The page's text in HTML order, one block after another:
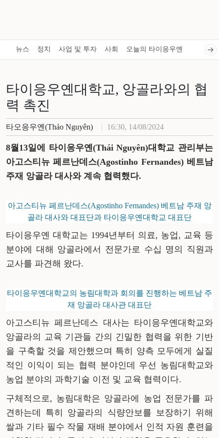
뉴스 정치 사업 및 투자 사회 오늘의 타이응우옌
타이응우옌대학교, 앙골라와의 협
력 촉진
타오응우옌(Thảo Nguyên) 16:30, 14/08/2024
8월13일에 타이응우옌(Thái Nguyên)대학교 관리부는
아고스티뉴 페르난데스(Agostinho Fernandes) 베트남
주재 앙골라 대사와 계속 협력했다.
아고스티뉴 페르난데스(Agostinho Fernandes) 베트남 주재 앙
골라 대사와 대표단과 타이응우옌대학교 대표단
타이응우옌 대학교는 1994년부터 의료, 농업, 교육 등
분야에 대해 앙골라에서 전문가로 수십 명의 직원과
교사를 파견해 왔다.
타이응우옌대학교의 농림대학과 회의를 진행하는 베트남 주
재 앙골라 대사관 대표단
아고스티뉴 페르난데스 대사는 타이응우옌대학교와
앙골라의 교육 기관들 간의 긴밀한 협력을 위한 기반
을 구축할 것을 제안했으며 특히 양측 모두에게 실질
적인 이익이 되는 협력 분야인데 우선 농림대학교와
농업 분야의 과학기술 이전 및 교육 협력이다.
구체적으로, 농림대학은 앙골라에 농업 전문가를 파
견하는데 특히 앙골라의 식량안보를 보장하기 위해
쌀과 기타 필수 작물 재배 분야에서 인적 자원 훈련을